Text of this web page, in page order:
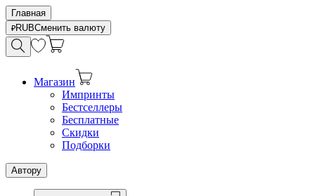
Главная
RUBСменить валюту
Магазин
Импринты
Бестселлеры
Бесплатные
Скидки
Подборки
Автору